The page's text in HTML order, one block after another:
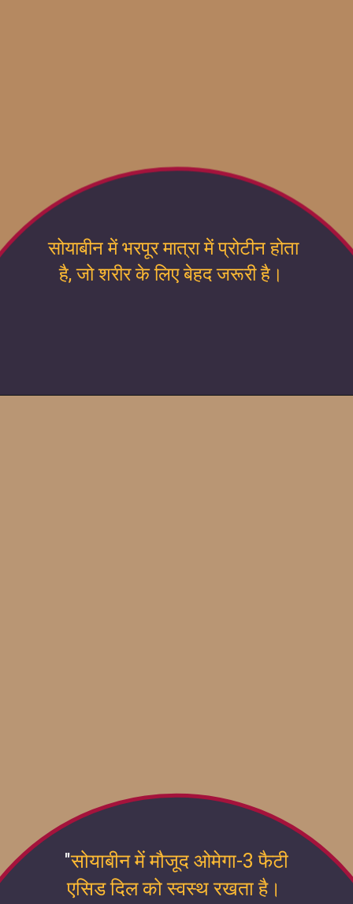
सोयाबीन में भरपूर मात्रा में प्रोटीन होता
है, जो शरीर के लिए बेहद जरूरी है।
"सोयाबीन में मौजूद ओमेगा-3 फैटी
एसिड दिल को स्वस्थ रखता है।